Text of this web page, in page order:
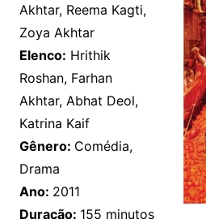
Akhtar, Reema Kagti,
Zoya Akhtar
Elenco: Hrithik
Roshan, Farhan
Akhtar, Abhat Deol,
Katrina Kaif
Gênero: Comédia,
Drama
Ano: 2011
Duração: 155 minutos